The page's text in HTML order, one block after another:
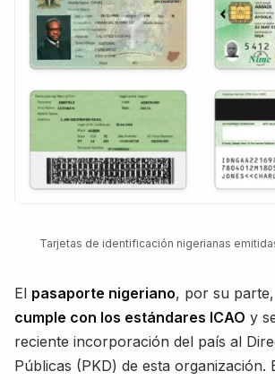
Tarjetas de identificación nigerianas
El pasaporte nigeriano, por su parte,
cumple con los estándares ICAO y
reciente incorporación del país al
Públicas (PKD) de esta organización.